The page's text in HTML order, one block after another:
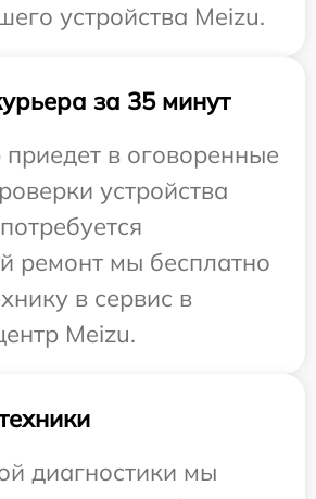
устройства Meizu.
за 35 минут
в оговоренные
устройства
ремонт мы бесплатно
в сервис в
Meizu.
диагностики мы